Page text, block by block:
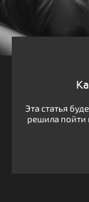
Эта статья
решила пойти